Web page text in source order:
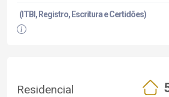
(ITBI, Registro, Escritura e Certidões)
Residencial